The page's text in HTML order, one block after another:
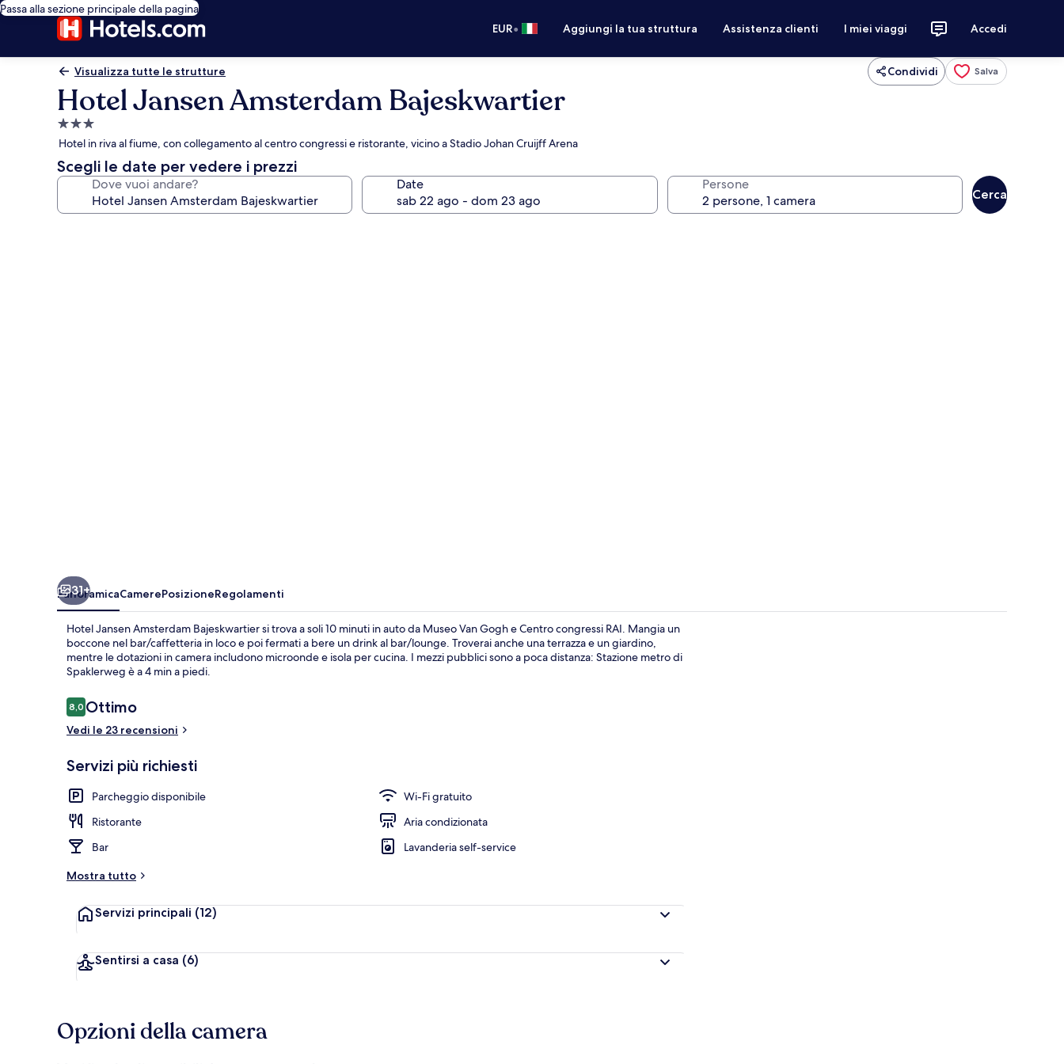
Passa alla sezione principale della pagina
EUR• Aggiungi la tua struttura Assistenza clienti I miei viaggi Accedi
Visualizza tutte le strutture Condividi Salva
Hotel Jansen Amsterdam Bajeskwartier
Struttura
a
3.0
stelle
Hotel in riva al fiume, con collegamento al centro congressi e ristorante, vicino a Stadio Johan Cruijff Arena
Scegli le date per vedere i prezzi
Dove vuoi andare? Date Persone
Cerca
31+
PanoramicaCamerePosizioneRegolamenti
Hotel Jansen Amsterdam Bajeskwartier si trova a soli 10 minuti in auto da Museo Van Gogh e Centro congressi RAI. Mangia un
boccone nel bar/caffetteria in loco e poi fermati a bere un drink al bar/lounge. Troverai anche una terrazza e un giardino,
mentre le dotazioni in camera includono microonde e isola per cucina. I mezzi pubblici sono a poca distanza: Stazione metro di
Spaklerweg è a 4 min a piedi.
Recensioni
8,08,0 su 10
Ottimo
Vedi le 23 recensioni
Servizi più richiesti
Parcheggio disponibile
Wi-Fi gratuito
Ristorante
Aria condizionata
Bar
Lavanderia self-service
Mostra tutto
Servizi principali (12)
Sentirsi a casa (6)
Opzioni della camera